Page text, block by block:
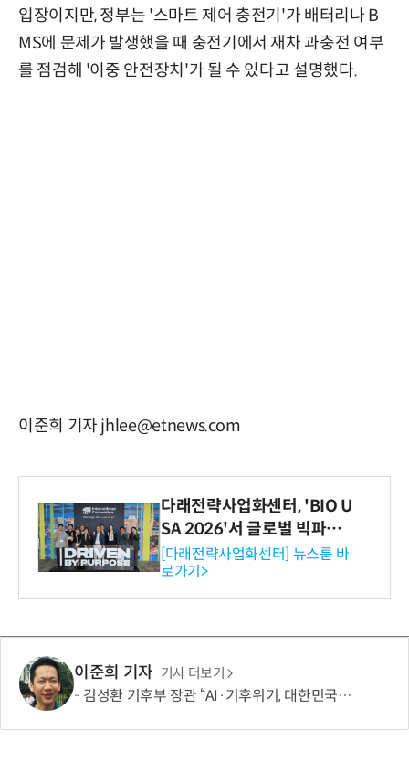
입장이지만, 정부는 '스마트 제어 충전기'가 배터리나 B
MS에 문제가 발생했을 때 충전기에서 재차 과충전 여부
를 점검해 '이중 안전장치'가 될 수 있다고 설명했다.
이준희 기자 jhlee@etnews.com
다래전략사업화센터, 'BIO U
SA 2026'서 글로벌 빅파마
와의 비즈니스 미팅 지원…K
-바이오 해외 진출 교두보 확
보
[다래전략사업화센터] 뉴스룸 바
로가기>
이준희 기자 기사 더보기
김성환 기후부 장관 “AI·기후위기, 대한민국이 함께 해결할 첫 국가 될 것”